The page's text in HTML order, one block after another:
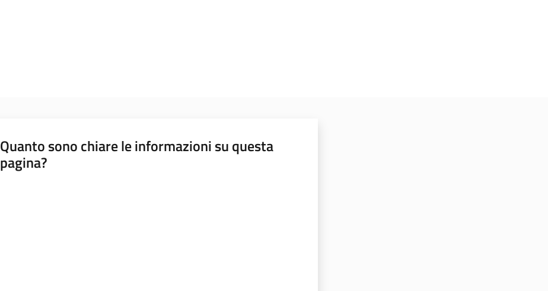
Quanto sono chiare le informazioni su questa
pagina?